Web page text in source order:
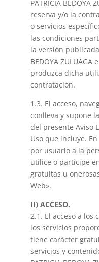
PATRICIA BEDOYA
reserva y/o la
o servicios
las condiciones
la versión publicada
BEDOYA
produzca dicha
contratación.
1.3. El acceso,
conlleva y supone
del presente Aviso
Uso que incluye.
por usuario a la
utilice o participe
gratuitas u
Web».
II) ACCESO.
2.1. El acceso a los
los servicios
tiene carácter
servicios y